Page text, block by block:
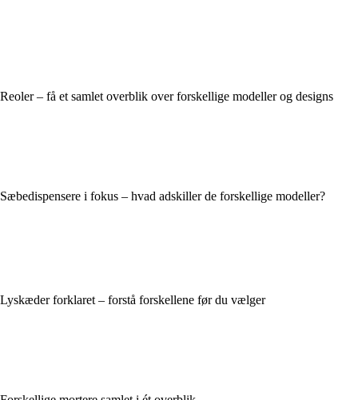
Reoler – få et samlet overblik over forskellige modeller og designs
Sæbedispensere i fokus – hvad adskiller de forskellige modeller?
Lyskæder forklaret – forstå forskellene før du vælger